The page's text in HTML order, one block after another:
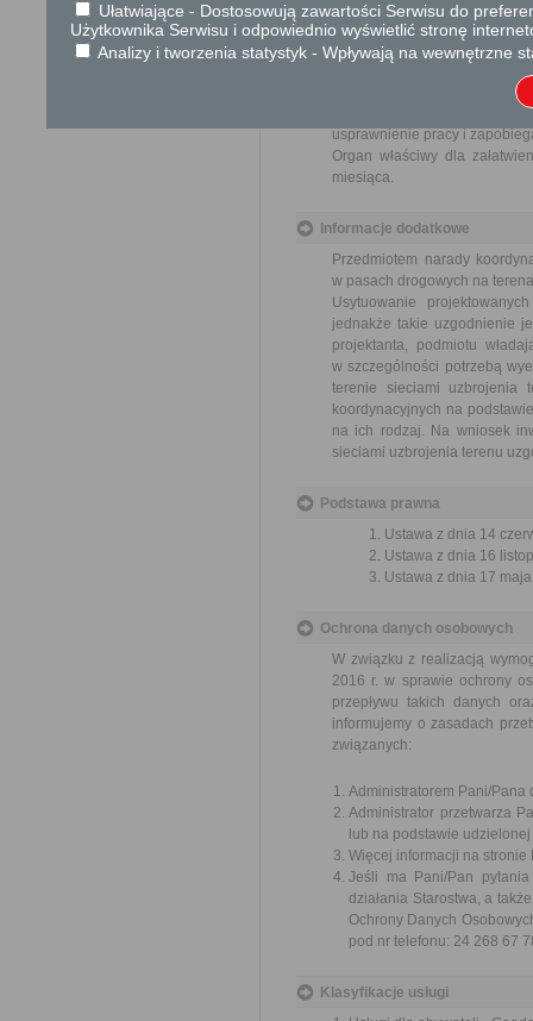
Skargi i wnioski
Przedmiotem skargi może
Przedmiotem wniosku
usprawnienie pracy i
Organ właściwy dla
miesiąca.
Informacje dodatkowe
Przedmiotem narady
w pasach drogowych na
Usytuowanie
jednakże takie uzgodnienie
projektanta, podmiotu
w szczególności potrzebą
terenie sieciami uzbrojenia
koordynacyjnych na
na ich rodzaj. Na wniosek
sieciami uzbrojenia terenu
Podstawa prawna
Ustawa z dnia 14
Ustawa z dnia 16
Ustawa z dnia 17
Ochrona danych osobowych
W związku z realizacją
2016 r. w sprawie ochrony
przepływu takich danych
informujemy o zasadach
związanych:
Administratorem Pani/Pana
Administrator przetwarza
lub na podstawie udzielonej
Więcej informacji na stronie
Jeśli ma Pani/Pan
działania Starostwa, a
Ochrony Danych
pod nr telefonu: 24 268 67
Klasyfikacje usługi
Ułatwiające - Dostosowują zawartości Serwisu do
Użytkownika Serwisu i odpowiednio wyświetlić stronę
Analizy i tworzenia statystyk - Wpływają na wewnętrzne